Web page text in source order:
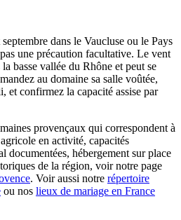
dans le Vaucluse ou le Pays
une précaution facultative. Le vent
basse vallée du Rhône et peut se
au domaine sa salle voûtée,
et confirmez la capacité assise par
provençaux qui correspondent à
en activité, capacités
documentées, hébergement sur place
de la région, voir notre page
. Voir aussi notre répertoire
ou nos lieux de mariage en France